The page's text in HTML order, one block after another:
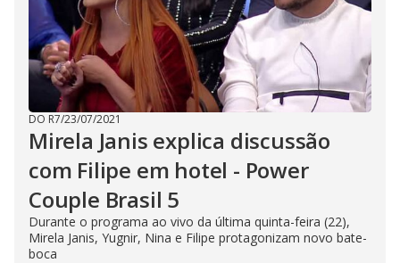
DO R7/23/07/2021
Mirela Janis explica discussão
com Filipe em hotel - Power
Couple Brasil 5
Durante o programa ao vivo da última quinta-feira (22),
Mirela Janis, Yugnir, Nina e Filipe protagonizam novo bate-
boca